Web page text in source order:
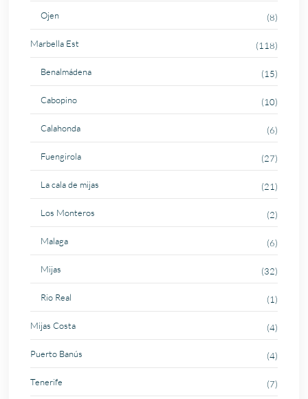
Ojen (8)
Marbella Est (118)
Benalmádena (15)
Cabopino (10)
Calahonda (6)
Fuengirola (27)
La cala de mijas (21)
Los Monteros (2)
Malaga (6)
Mijas (32)
Rio Real (1)
Mijas Costa (4)
Puerto Banús (4)
Tenerife (7)